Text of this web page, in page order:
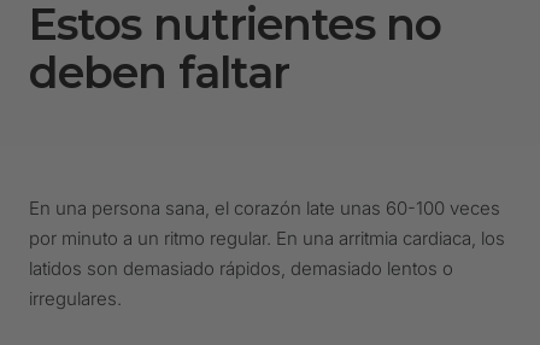
Estos nutrientes no
deben faltar
En una persona sana, el corazón late unas 60-100 veces
por minuto a un ritmo regular. En una arritmia cardiaca, los
latidos son demasiado rápidos, demasiado lentos o
irregulares.